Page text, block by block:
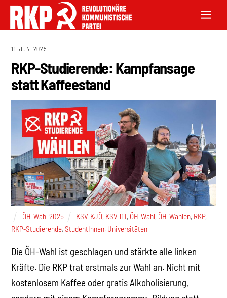
11. JUNI 2025
RKP-Studierende: Kampfansage
statt Kaffeestand
ÖH-Wahl 2025 KSV-KJÖ, KSV-lili, ÖH-Wahl, ÖH-Wahlen, RKP,
RKP-Studierende,StudentInnen, Universitäten
Die ÖH-Wahl ist geschlagen und stärkte alle linken
Kräfte. Die RKP trat erstmals zur Wahl an. Nicht mit
kostenlosem Kaffee oder gratis Alkoholisierung,